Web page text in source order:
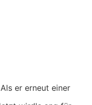
er erneut einer